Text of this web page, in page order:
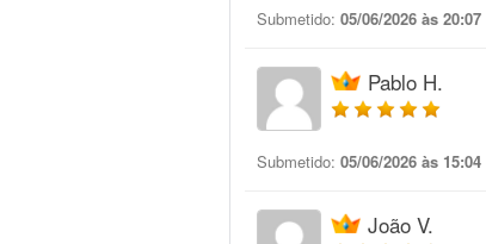
Submetido: 05/06/2026 às 20:07
Pablo H.
Submetido: 05/06/2026 às 15:04
João V.